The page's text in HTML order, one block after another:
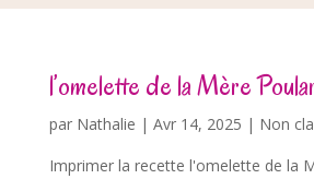
l’omelette de la Mère
par Nathalie | Avr 14, 2025 | Non
Imprimer la recette l'omelette de la